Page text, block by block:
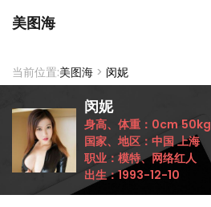
美图海
当前位置:美图海 > 闵妮
闵妮
身高、体重： 0cm 50kg
国家、地区： 中国 上海
职业： 模特、网络红人
出生：1993-12-10